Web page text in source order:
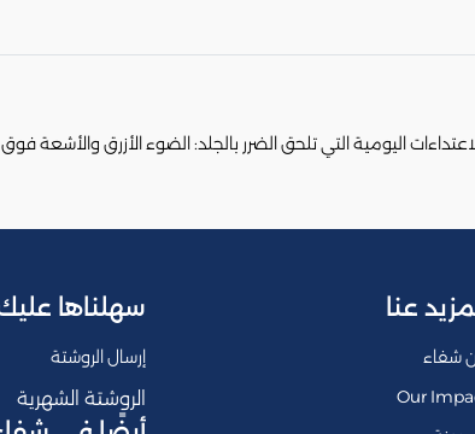
اليومية التي تلحق الضرر بالجلد: الضوء الأزرق والأشعة
عنا
شفاء
Our
سهلناها
إرسال الروشتة
الروشتة الشهرية